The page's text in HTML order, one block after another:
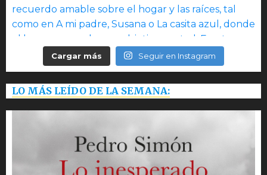
Cargar más Seguir en Instagram
LO MÁS LEÍDO DE LA SEMANA: